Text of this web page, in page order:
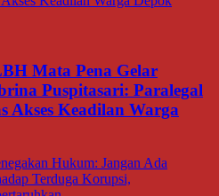
Mata Pena Gelar
Puspitasari: Paralegal
Akses Keadilan Warga